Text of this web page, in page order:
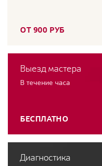
ОТ 900 РУБ
Выезд мастера
В течение часа
БЕСПЛАТНО
Диагностика